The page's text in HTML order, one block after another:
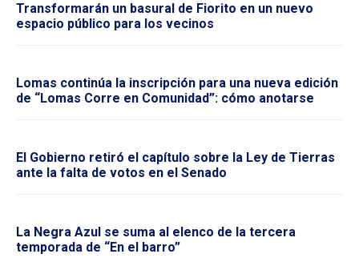
Transformarán un basural de Fiorito en un nuevo
espacio público para los vecinos
Lomas continúa la inscripción para una nueva edición
de “Lomas Corre en Comunidad”: cómo anotarse
El Gobierno retiró el capítulo sobre la Ley de Tierras
ante la falta de votos en el Senado
La Negra Azul se suma al elenco de la tercera
temporada de “En el barro”